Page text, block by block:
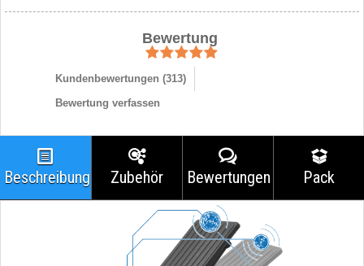
Bewertung
Kundenbewertungen (313)
Bewertung verfassen
Beschreibung Zubehör Bewertungen Pack